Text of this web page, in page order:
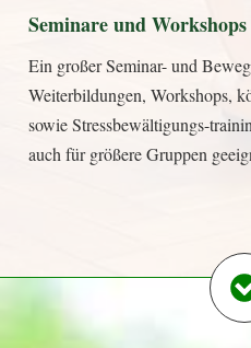
Seminare und Workshops
Ein großer Seminar- und
Weiterbildungen, Workshops,
sowie Stressbewältigungs-
auch für größere Gruppen